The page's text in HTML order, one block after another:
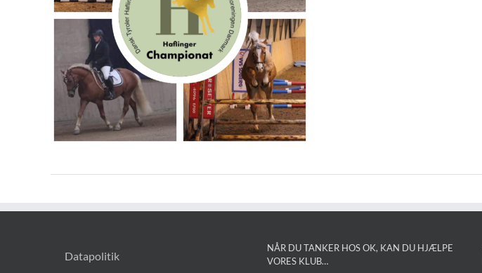
Datapolitik
NÅR DU TANKER HOS OK, KAN DU HJÆLPE
VORES KLUB…